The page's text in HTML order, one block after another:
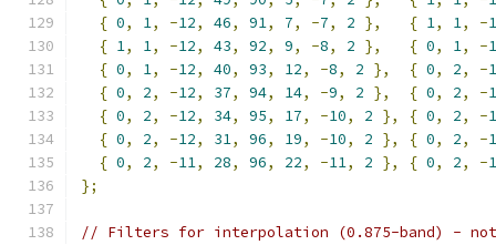
{ 0, 1, -12, 46, 91, 7, -7, 2 }, { 1, 1, -
{ 1, 1, -12, 43, 92, 9, -8, 2 }, { 0, 1, -
{ 0, 1, -12, 40, 93, 12, -8, 2 }, { 0, 2, -
{ 0, 2, -12, 37, 94, 14, -9, 2 }, { 0, 2, -
{ 0, 2, -12, 34, 95, 17, -10, 2 }, { 0, 2, -
{ 0, 2, -12, 31, 96, 19, -10, 2 }, { 0, 2, -
{ 0, 2, -11, 28, 96, 22, -11, 2 }, { 0, 2, -
};
// Filters for interpolation (0.875-band) -